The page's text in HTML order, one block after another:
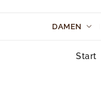
DAMEN
Start